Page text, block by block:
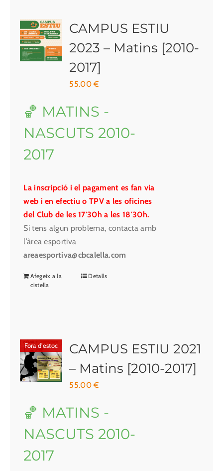
CAMPUS ESTIU
2023 – Matins [2010-
2017]
55.00€
🏀 MATINS -
NASCUTS 2010-
2017
La inscripció i el pagament es fan via
web i en efectiu o TPV a les oficines
del Club de les 17'30h a les 18'30h.
Si tens algun problema, contacta amb
l’àrea esportiva
areaesportiva@cbcalella.com
Afegeix a la
cistella
Detalls
Fora d'estoc
CAMPUS ESTIU 2021
– Matins [2010-2017]
55.00€
🏀 MATINS -
NASCUTS 2010-
2017